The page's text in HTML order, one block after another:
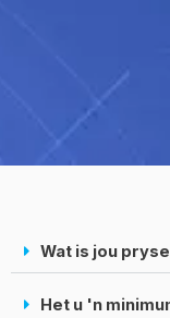
Wat is jou
Het u 'n